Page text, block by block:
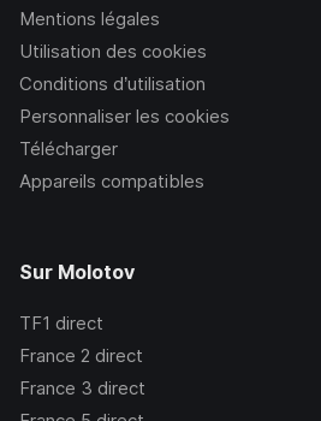
Mentions légales
Utilisation des cookies
Conditions d’utilisation
Personnaliser les cookies
Télécharger
Appareils compatibles
Sur Molotov
TF1 direct
France 2 direct
France 3 direct